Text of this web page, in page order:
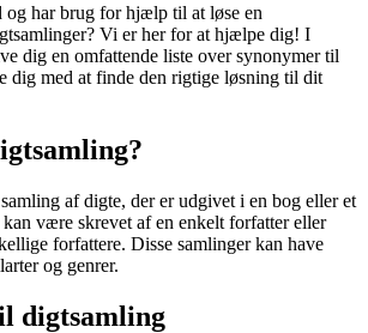
og har brug for hjælp til at løse en
Vi er her for at hjælpe dig! I
dig en omfattende liste over synonymer til
dig med at finde den rigtige løsning til dit
af digte, der er udgivet i en bog eller et
være skrevet af en enkelt forfatter eller
forfattere. Disse samlinger kan have
og genrer.
digtsamling